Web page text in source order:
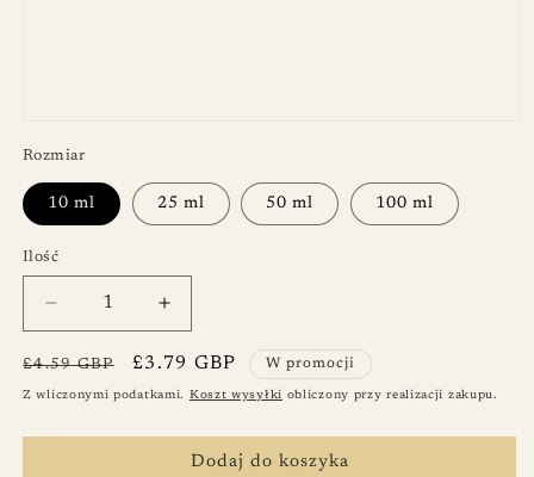
Rozmiar
10 ml 25 ml 50 ml 100 ml
Ilość
Ilość
Zmniejsz
ilość
dla
Olejek
z
Zwiększ
ilość
dla
Olejek
z
kasji
Cena
regularna
£4.59 GBP
Cena
promocyjna
£3.79 GBP W promocji
Z wliczonymi podatkami. Koszt wysyłki obliczony przy realizacji zakupu.
Dodaj do koszyka